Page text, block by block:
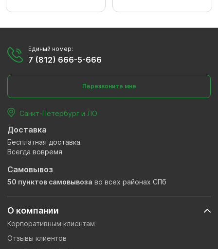
О компании
Корпоративным клиентам
Отзывы клиентов
Единый номер:
7 (812) 666-5-666
Перезвоните мне
Санкт-Петербург и ЛО
Доставка
Бесплатная доставка
Всегда вовремя
Самовывоз
50 пунктов самовывоза во всех районах СПб